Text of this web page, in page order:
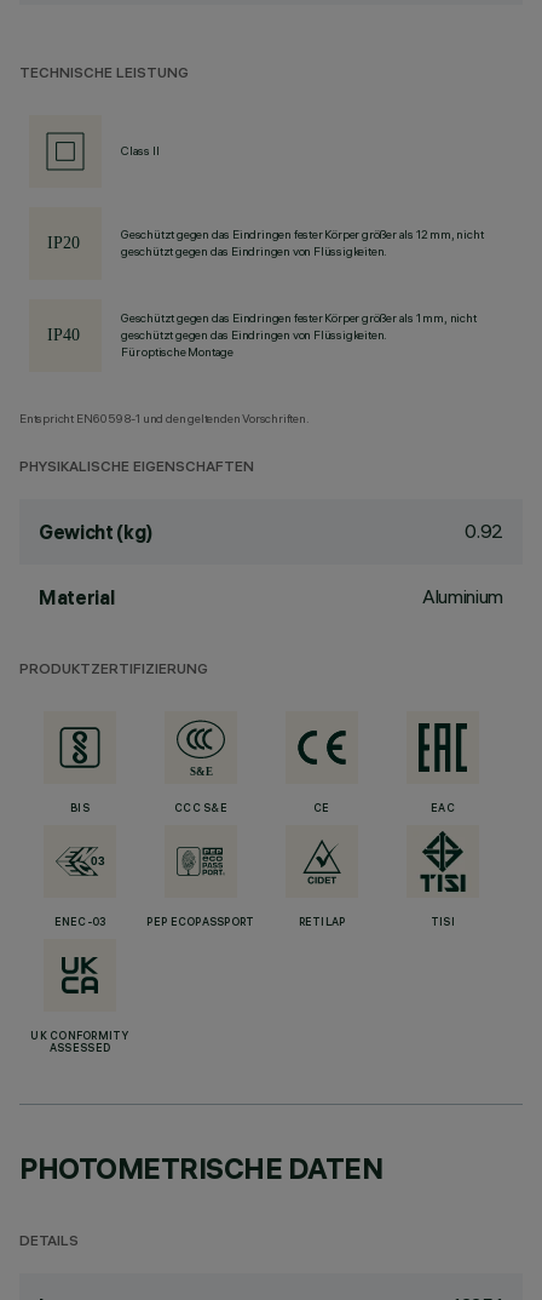
TECHNISCHE LEISTUNG
Class II
Geschützt gegen das Eindringen fester Körper größer als 12 mm, nicht
geschützt gegen das Eindringen von Flüssigkeiten.
Geschützt gegen das Eindringen fester Körper größer als 1 mm, nicht
geschützt gegen das Eindringen von Flüssigkeiten.
Für optische Montage
Entspricht EN60598-1 und den geltenden Vorschriften.
PHYSIKALISCHE EIGENSCHAFTEN
Gewicht (kg) 0.92
Material Aluminium
PRODUKTZERTIFIZIERUNG
BIS CCC S&E CE EAC
ENEC-03 PEP ECOPASSPORT RETILAP TISI
UK CONFORMITY
ASSESSED
PHOTOMETRISCHE DATEN
DETAILS